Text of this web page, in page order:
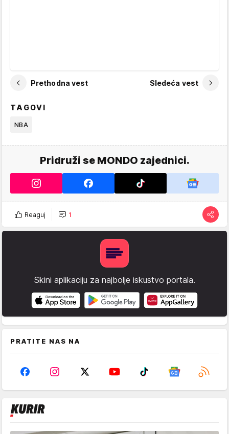
Prethodna vest Sledeća vest
TAGOVI
NBA
Pridruži se MONDO zajednici.
Reaguj 1
Skini aplikaciju za najbolje iskustvo portala.
PRATITE NAS NA